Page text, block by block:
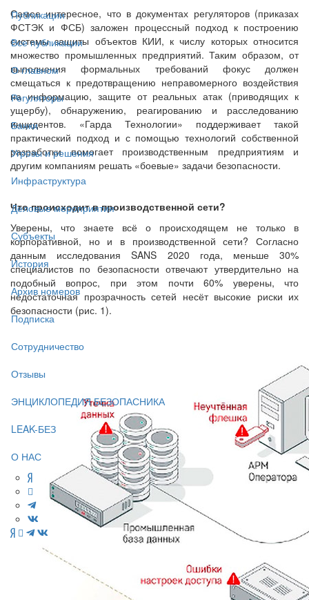
Публикации
Все публикации
О главном
Регуляторы
Банки
Угрозы и решения
Инфраструктура
Деловые мероприятия
Субъекты
История
Архив номеров
Подписка
Сотрудничество
Отзывы
ЭНЦИКЛОПЕДИЯ БЕЗОПАСНИКА
LEAK-БЕЗ
О НАС
Самое интересное, что в документах регуляторов (приказах
ФСТЭК и ФСБ) заложен процессный подход к построению
системы защиты объектов КИИ, к числу которых относится
множество промышленных предприятий. Таким образом, от
выполнения формальных требований фокус должен
смещаться к предотвращению неправомерного воздействия
на информацию, защите от реальных атак (приводящих к
ущербу), обнаружению, реагированию и расследованию
инцидентов. «Гарда Технологии» поддерживает такой
практический подход и с помощью технологий собственной
разработки помогает производственным предприятиям и
другим компаниям решать «боевые» задачи безопасности.
Что происходит в производственной сети?
Уверены, что знаете всё о происходящем не только в
корпоративной, но и в производственной сети? Согласно
данным исследования SANS 2020 года, меньше 30%
специалистов по безопасности отвечают утвердительно на
подобный вопрос, при этом почти 60% уверены, что
недостаточная прозрачность сетей несёт высокие риски их
безопасности (рис. 1).